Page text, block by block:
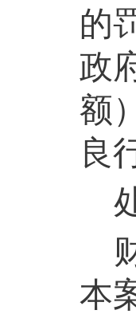
的
政
额
良
本